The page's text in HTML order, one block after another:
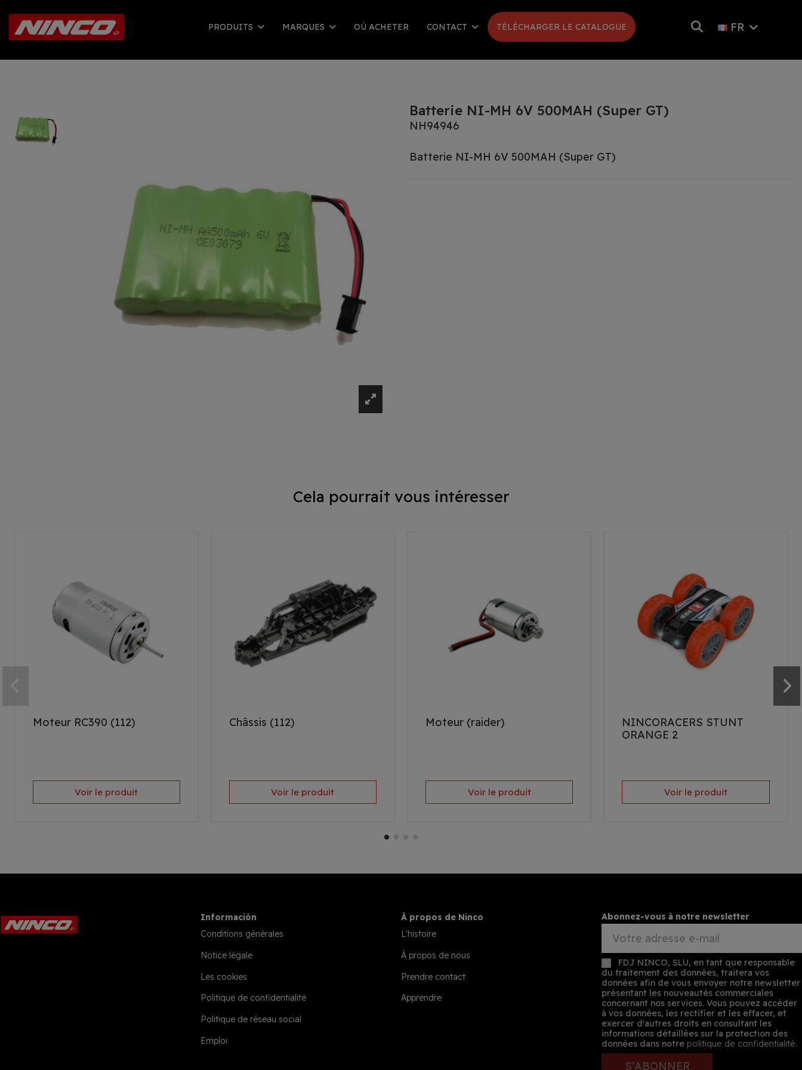
PRODUITS MARQUES OÙ ACHETER CONTACT TÉLÉCHARGER LE CATALOGUE FR
Batterie NI-MH 6V 500MAH (Super GT)
NH94946
Batterie NI-MH 6V 500MAH (Super GT)
Cela pourrait vous intéresser
Moteur RC390 (112)
Voir le produit
Châssis (112)
Voir le produit
Moteur (raider)
Voir le produit
NINCORACERS STUNT
ORANGE 2
Voir le produit
Información
Conditions générales
Notice légale
Les cookies
Politique de confidentialité
Politique de réseau social
Emploi
À propos de Ninco
L'histoire
À propos de nous
Prendre contact
Apprendre
Abonnez-vous à notre newsletter
FDJ NINCO, SLU, en tant que responsable
du traitement des données, traitera vos
données afin de vous envoyer notre newsletter
présentant les nouveautés commerciales
concernant nos services. Vous pouvez accéder
à vos données, les rectifier et les effacer, et
exercer d'autres droits en consultant les
informations détaillées sur la protection des
données dans notre politique de confidentialité.
S’ABONNER